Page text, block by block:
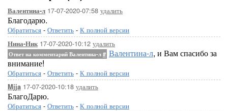
Валентина-л 17-07-2020-07:58 удалить
Благодарю.
Обратиться - Ответить - К полной версии
Нина-Ник17-07-2020-10:12 удалить
Ответ на комментарий Валентина-л # Валентина-л, и Вам спасибо за
внимание!
Обратиться - Ответить - К полной версии
Mjja 17-07-2020-10:18 удалить
БлагоДарю.
Обратиться - Ответить - К полной версии